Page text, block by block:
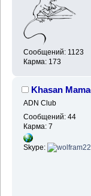
Сообщений: 1123
Карма: 173
Khasan
ADN Club
Сообщений: 44
Карма: 7
Skype: